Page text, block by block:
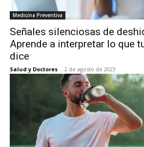
Medicina Preventiva
Señales silenciosas de
Aprende a interpretar lo que
dice
Salud y Doctores - 2 de agosto de 2023